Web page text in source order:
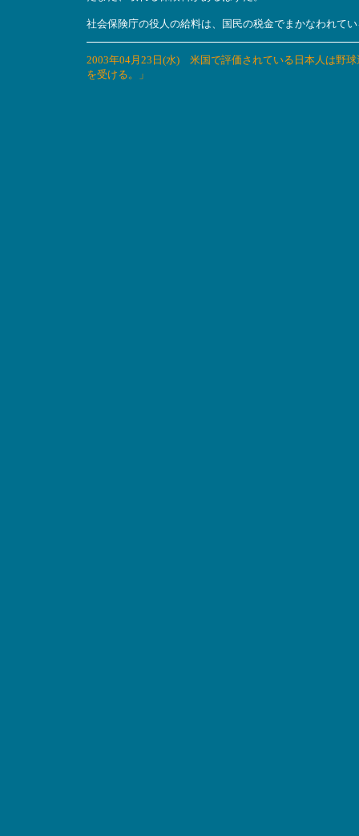
社会保険庁の役人の給料は、国民の税金でまかなわれて
2003年04月23日(水) 米国で評価されている日本人は野
を受ける。」